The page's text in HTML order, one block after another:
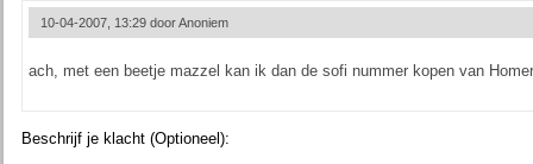
10-04-2007, 13:29 doorAnoniem
ach, met een beetje mazzel kan ik dan de sofi nummer kopen van
Beschrijf je klacht (Optioneel):